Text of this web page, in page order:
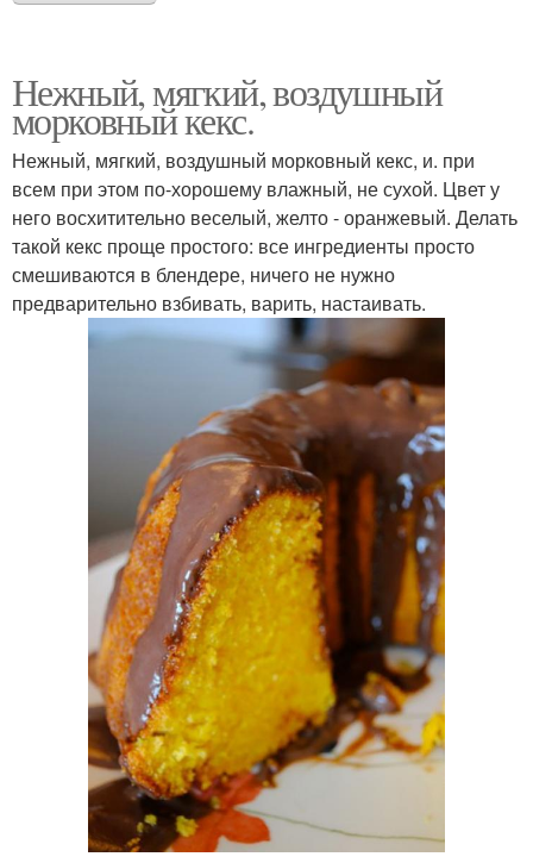
Нежный, мягкий, воздушный
морковный кекс.
Нежный, мягкий, воздушный морковный кекс, и. при
всем при этом по-хорошему влажный, не сухой. Цвет у
него восхитительно веселый, желто - оранжевый. Делать
такой кекс проще простого: все ингредиенты просто
смешиваются в блендере, ничего не нужно
предварительно взбивать, варить, настаивать.